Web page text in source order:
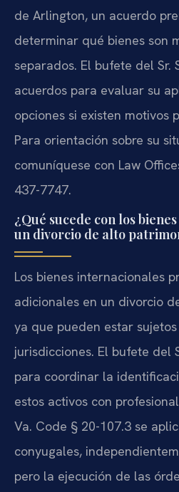
de Arlington, un acuerdo
determinar qué bienes son
separados. El bufete del Sr.
acuerdos para evaluar su
opciones si existen motivos
Para orientación sobre su
comuníquese con Law
437-7747.
¿Qué sucede con los
un divorcio de alto
Los bienes internacionales
adicionales en un divorcio
ya que pueden estar
jurisdicciones. El bufete del
para coordinar la
estos activos con
Va. Code § 20-107.3 se
conyugales,
pero la ejecución de las